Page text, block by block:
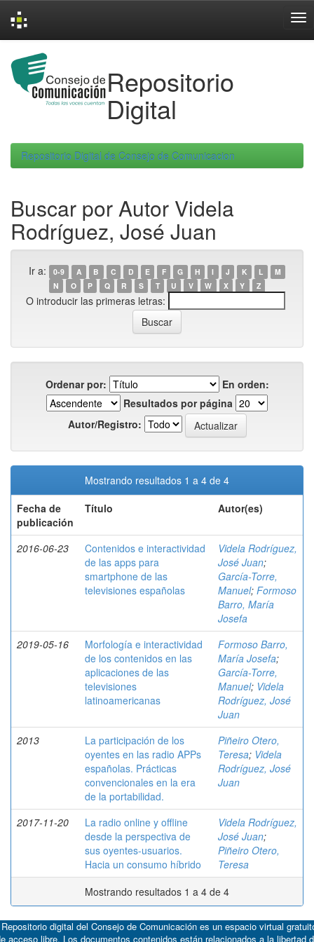
navigation
Repositorio
Digital
Repositorio Digital de Consejo de Comunicacion
Buscar por Autor Videla
Rodríguez, José Juan
Ir a: 0-9 A B C D E F G H I J K L
M
N
O P Q R S T U V W X Y Z
O introducir las primeras letras:
Ordenar por:
En orden:
Resultados por página
Autor/Registro:
Mostrando resultados 1 a 4 de 4
Fecha de
publicación
Título Autor(es)
2016-06-23
Contenidos e interactividad
de las apps para
smartphone de las
televisiones españolas
Videla Rodríguez,
José Juan;
García-Torre,
Manuel; Formoso
Barro, María
Josefa
2019-05-16
Morfología e interactividad
de los contenidos en las
aplicaciones de las
televisiones
latinoamericanas
Formoso Barro,
María Josefa;
García-Torre,
Manuel; Videla
Rodríguez, José
Juan
2013
La participación de los
oyentes en las radio APPs
españolas. Prácticas
convencionales en la era
de la portabilidad.
Piñeiro Otero,
Teresa; Videla
Rodríguez, José
Juan
2017-11-20
La radio online y offline
desde la perspectiva de
sus oyentes-usuarios.
Hacia un consumo híbrido
Videla Rodríguez,
José Juan;
Piñeiro Otero,
Teresa
Mostrando resultados 1 a 4 de 4
digital del Consejo de Comunicación es un espacio virtual
acceso libre. Los documentos contenidos están relacionados a la libertad